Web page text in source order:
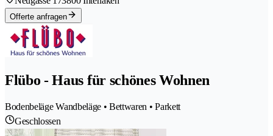
Offerte anfragen
Flübo - Haus für schönes Wohnen
Bodenbeläge Wandbeläge • Bettwaren • Parkett
Geschlossen